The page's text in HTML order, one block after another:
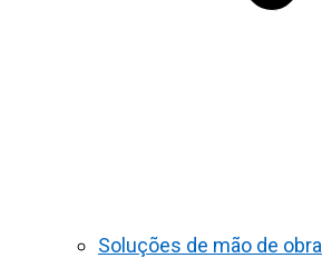
Soluções de mão de obra